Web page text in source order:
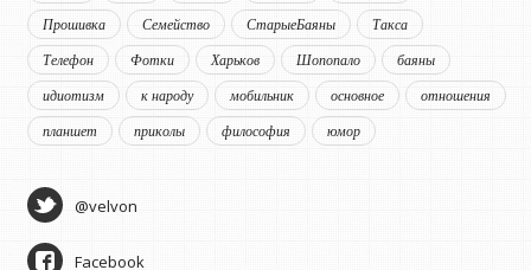
Прошивка
Семейство СтарыеБаяны
Такса
Телефон
Фотки Харьков Шопопало
баяны
идиотизм
к народу мобильник основное
отношения
планшет
приколы философия юмор
@velvon
Facebook